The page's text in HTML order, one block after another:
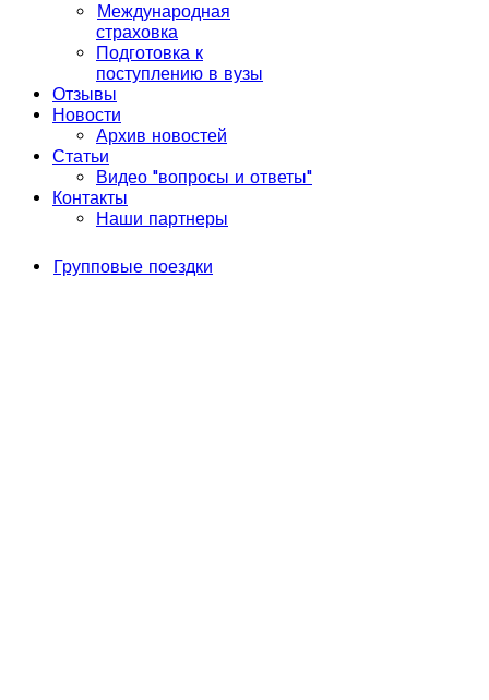
Международная
страховка
Подготовка к
поступлению в вузы
Отзывы
Новости
Архив новостей
Статьи
Видео "вопросы и ответы"
Контакты
Наши партнеры
Групповые поездки